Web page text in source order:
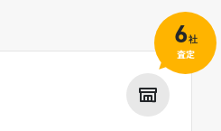
6社
査定